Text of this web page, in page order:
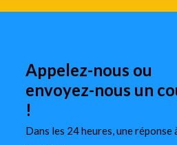
Appelez-nous ou
envoyez-nous un
!
Dans les 24 heures, une réponse